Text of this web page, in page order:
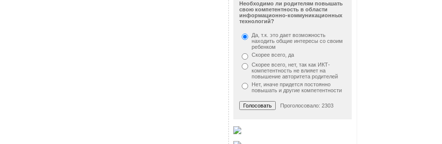
Необходимо ли родителям повышать
свою компетентность в области
информационно-коммуникационных
технологий?
Да, т.к. это дает возможность
находить общие интересы со своим
ребенком
Скорее всего, да
Скорее всего, нет, так как ИКТ-
компетентность не влияет на
повышение авторитета родителей
Нет, иначе придется постоянно
повышать и другие компетентности
Проголосовало: 2303